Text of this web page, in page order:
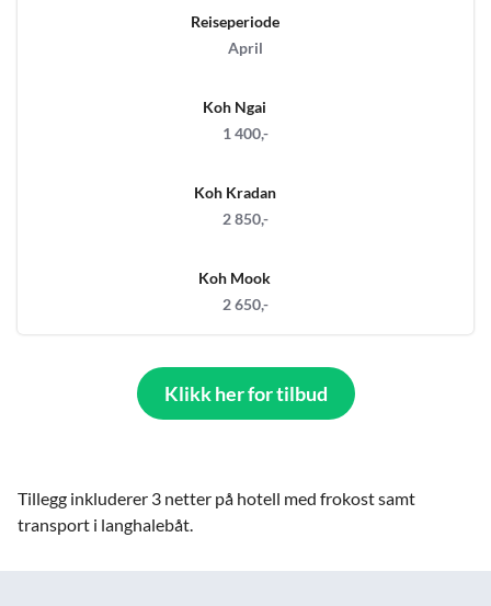
Reiseperiode
April
Koh Ngai
1 400,-
Koh Kradan
2 850,-
Koh Mook
2 650,-
Klikk her for tilbud
Tillegg inkluderer 3 netter på hotell med frokost samt
transport i langhalebåt.